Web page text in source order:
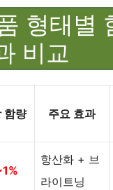
형태별
비교
함량 주요 효과
항산화 + 브
라이트닝